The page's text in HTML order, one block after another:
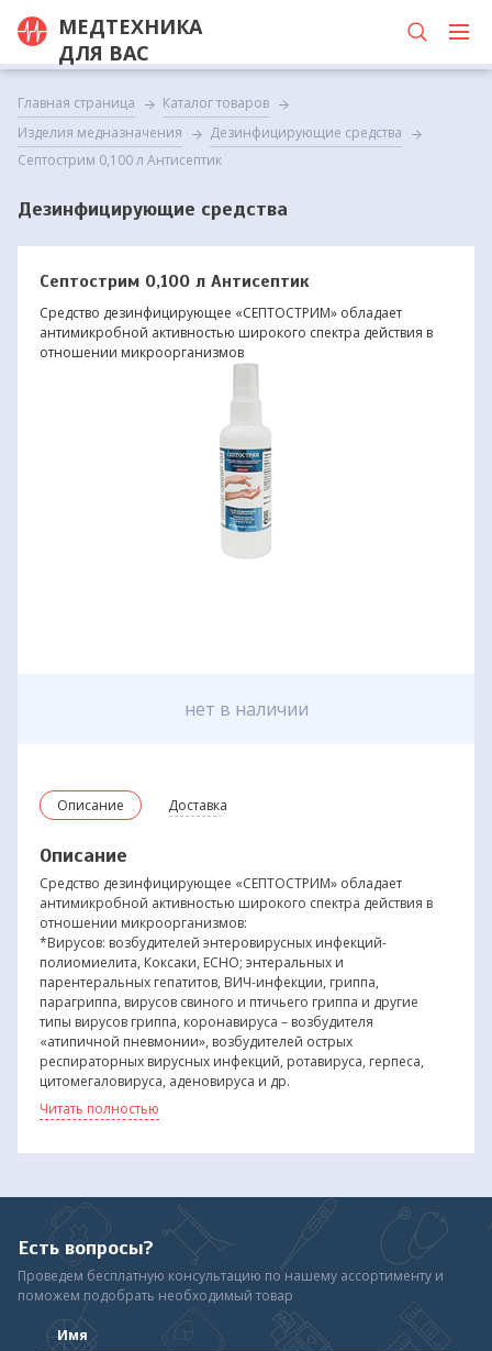
МЕДТЕХНИКА
ДЛЯ ВАС
Главная страница
Каталог товаров
Изделия медназначения
Дезинфицирующие средства
Септострим 0,100 л Антисептик
Дезинфицирующие средства
Септострим 0,100 л Антисептик
Средство дезинфицирующее «СЕПТОСТРИМ» обладает
антимикробной активностью широкого спектра действия в
отношении микроорганизмов
Описание Доставка
Описание
Средство дезинфицирующее «СЕПТОСТРИМ» обладает
антимикробной активностью широкого спектра действия в
отношении микроорганизмов:
*Вирусов: возбудителей энтеровирусных инфекций-
полиомиелита, Коксаки, ЕСНО; энтеральных и
парентеральных гепатитов, ВИЧ-инфекции, гриппа,
парагриппа, вирусов свиного и птичьего гриппа и другие
типы вирусов гриппа, коронавируса – возбудителя
«атипичной пневмонии», возбудителей острых
респираторных вирусных инфекций, ротавируса, герпеса,
цитомегаловируса, аденовируса и др.
*Бактерий: грамотрицательной и грамположительной
микрофлоры, возбудителей туберкулеза Mycobacterium B5,
стафилококк, синегнойная палочка и т.д.
простейших, яйца и личинки гельминтов. Возбудителей
кишечных гельминтозов (обладает овоцидным действием).
*Грибов: рода Кандида, Трихофитон, плесневых грибов рода
Аспергиллюс, Пенициллиум, Мукор, и их спор.
Читать полностью
нет в наличии
Есть вопросы?
Проведем бесплатную консультацию по нашему ассортименту и
поможем подобрать необходимый товар
Имя